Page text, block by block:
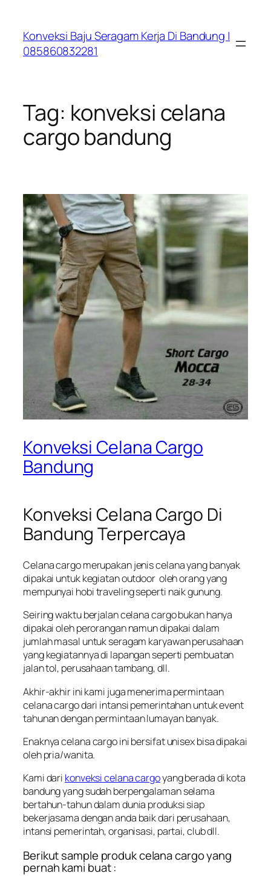
konten
Konveksi Baju Seragam Kerja Di Bandung |
085860832281
Tag: konveksi celana
cargo bandung
Konveksi Celana Cargo
Bandung
Konveksi Celana Cargo Di
Bandung Terpercaya
Celana cargo merupakan jenis celana yang banyak
dipakai untuk kegiatan outdoor oleh orang yang
mempunyai hobi traveling seperti naik gunung.
Seiring waktu berjalan celana cargo bukan hanya
dipakai oleh perorangan namun dipakai dalam
jumlah masal untuk seragam karyawan perusahaan
yang kegiatannya di lapangan seperti pembuatan
jalan tol, perusahaan tambang, dll.
Akhir-akhir ini kami juga menerima permintaan
celana cargo dari intansi pemerintahan untuk event
tahunan dengan permintaan lumayan banyak.
Enaknya celana cargo ini bersifat unisex bisa dipakai
oleh pria/wanita.
Kami dari konveksi celana cargoyang berada di kota
bandung yang sudah berpengalaman selama
bertahun-tahun dalam dunia produksi siap
bekerjasama dengan anda baik dari perusahaan,
intansi pemerintah, organisasi, partai, club dll.
Berikut sample produk celana cargo yang
pernah kami buat :